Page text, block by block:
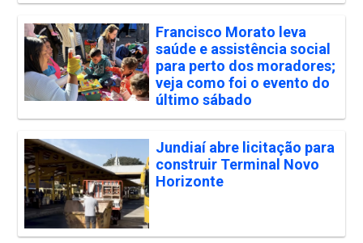
Francisco Morato leva
saúde e assistência social
para perto dos moradores;
veja como foi o evento do
último sábado
Jundiaí abre licitação para
construir Terminal Novo
Horizonte